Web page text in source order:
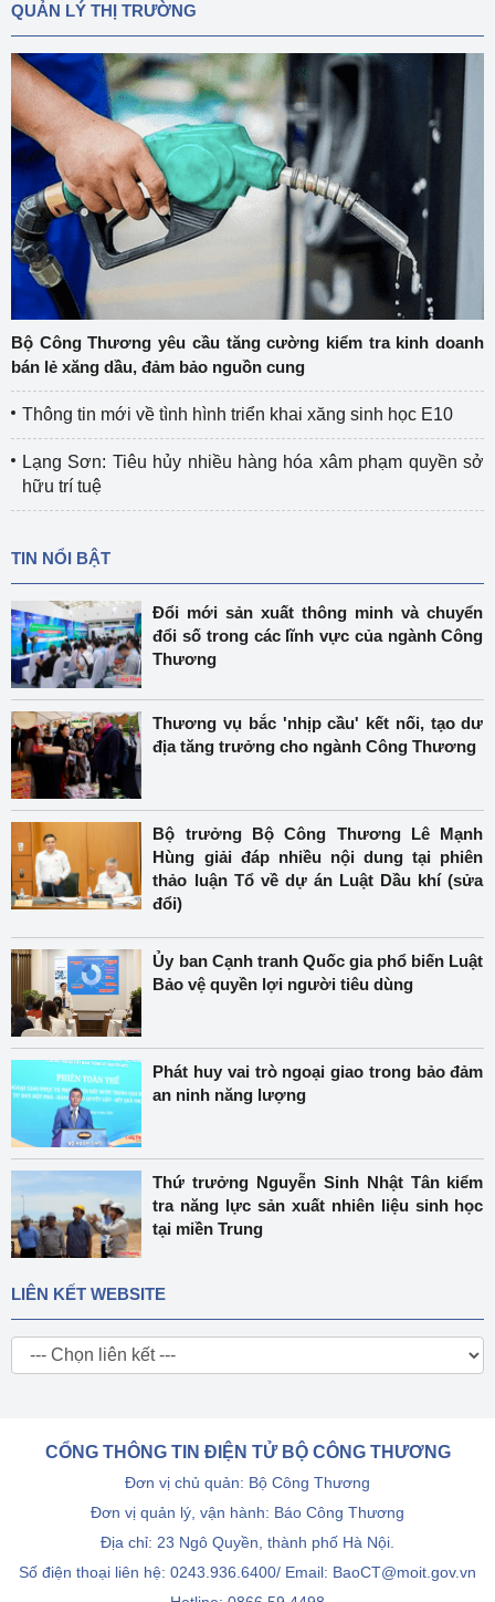
QUẢN LÝ THỊ TRƯỜNG
Bộ Công Thương yêu cầu tăng cường kiểm tra kinh doanh
bán lẻ xăng dầu, đảm bảo nguồn cung
Thông tin mới về tình hình triển khai xăng sinh học E10
Lạng Sơn: Tiêu hủy nhiều hàng hóa xâm phạm quyền sở
hữu trí tuệ
TIN NỔI BẬT
Đổi mới sản xuất thông minh và chuyển
đổi số trong các lĩnh vực của ngành Công
Thương
Thương vụ bắc 'nhịp cầu' kết nối, tạo dư
địa tăng trưởng cho ngành Công Thương
Bộ trưởng Bộ Công Thương Lê Mạnh
Hùng giải đáp nhiều nội dung tại phiên
thảo luận Tổ về dự án Luật Dầu khí (sửa
đổi)
Ủy ban Cạnh tranh Quốc gia phổ biến Luật
Bảo vệ quyền lợi người tiêu dùng
Phát huy vai trò ngoại giao trong bảo đảm
an ninh năng lượng
Thứ trưởng Nguyễn Sinh Nhật Tân kiểm
tra năng lực sản xuất nhiên liệu sinh học
tại miền Trung
LIÊN KẾT WEBSITE
CỔNG THÔNG TIN ĐIỆN TỬ BỘ CÔNG THƯƠNG
Đơn vị chủ quản: Bộ Công Thương
Đơn vị quản lý, vận hành: Báo Công Thương
Địa chỉ: 23 Ngô Quyền, thành phố Hà Nội.
Số điện thoại liên hệ: 0243.936.6400/ Email: BaoCT@moit.gov.vn